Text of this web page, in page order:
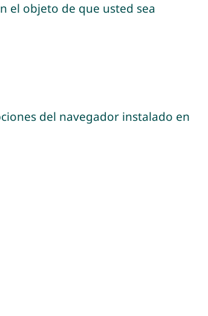
el objeto de que usted sea
del navegador instalado en